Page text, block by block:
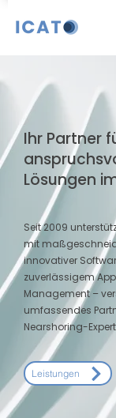
Ihr Partner
Lösungen
Seit 2009
mit
innovativer
zuverlässigem
Management –
umfassendes
Nearshoring-
Leistungen